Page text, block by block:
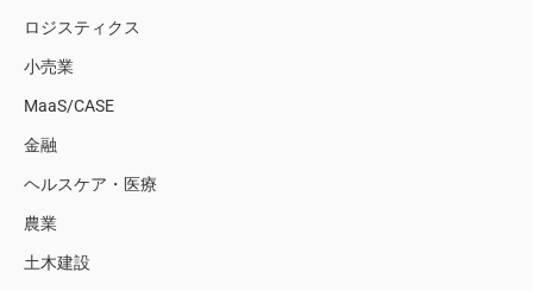
ロジスティクス
小売業
MaaS/CASE
金融
ヘルスケア・医療
農業
土木建設